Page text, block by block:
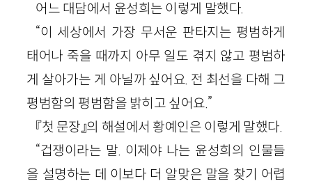
어느 대담에서 윤성희는 이렇게 말했다.
“이 세상에서 가장 무서운 판타지는 평범하게
태어나 죽을 때까지 아무 일도 겪지 않고 평범하
게 살아가는 게 아닐까 싶어요. 전 최선을 다해 그
평범함의 평범함을 밝히고 싶어요.”
『첫 문장』의 해설에서 황예인은 이렇게 말했다.
“겁쟁이라는 말. 이제야 나는 윤성희의 인물들
을 설명하는 데 이보다 더 알맞은 말을 찾기 어렵